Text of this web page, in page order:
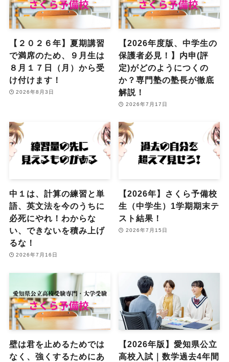
【２０２６年】夏期講習
で満席のため、９月生は
８月１７日（月）から受
け付けます！
2026年8月3日
【2026年度版、中学生の
保護者必見！】内申(評
定)がどのようにつくの
か？専門塾の塾長が徹底
解説！
2026年7月17日
中１は、計算の練習と単
語、英文法を今のうちに
必死にやれ！わからな
い、できないを積み上げ
るな！
2026年7月16日
【2026年】さくら予備校
生（中学生）1学期期末テ
スト結果！
2026年7月15日
壁は君を止めるためでは
なく、強くするためにあ
【2026年版】愛知県公立
高校入試｜数学過去4年間